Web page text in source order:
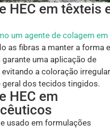
HEC em têxteis
um agente de colagem em
as fibras a manter a forma e
uma aplicação de
a coloração irregular
geral dos tecidos tingidos.
HEC em
usado em formulações